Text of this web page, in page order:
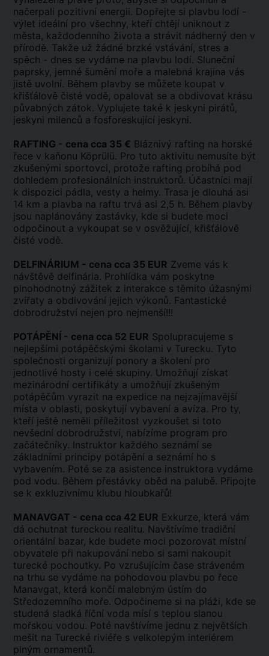
načerpali pozitivní energii. Dopřejte si plavbu lodí -
výlet ideální pro všechny, kteří chtějí uniknout z
města, každodenního života a strávit nádherný den v
přírodě. Takže už žádné brzké vstávání, stres a
spěch - dnes se vydáme na plavbu lodí. Sluneční
paprsky, jemné šumění moře a malebná krajina vás
jistě uvolní. Během plavby se můžete koupat v
křišťálově čisté vodě, opalovat se a obdivovat krásu
půvabných zátok. Vyplujete také k jeskyni pirátů,
jeskyni milenců a fosforeskující jeskyni.
RAFTING - cena cca 35 € Bláznivý rafting na horské
řece v kaňonu Köprülü. Pro tuto aktivitu nemusíte být
zkušenými sportovci, protože rafting probíhá pod
dohledem profesionálních instruktorů. Účastníci mají
k dispozici pádla, vesty a helmy. Trasa je dlouhá asi
14 km a plavba na raftu trvá asi 2,5 h. Během plavby
jsou naplánovány zastávky, kde si budete moci
odpočinout a vykoupat se v osvěžující, křišťálově
čisté vodě.
DELFINÁRIUM - cena cca 35 EUR Zveme vás k
návštěvě delfinária. Prohlídka vám poskytne
plnohodnotný zážitek z interakce s těmito úžasnými
zvířaty a obdivování jejich výkonů. Fantastické
dobrodružství nejen pro nejmenší!!!
POTÁPĚNÍ - cena cca 52 EUR Spolupracujeme s
nejlepšími potápěčskými školami v Turecku. Tyto
společnosti organizují ponory a školení pro
jednotlivé hosty i celé skupiny. Umožňují získat
mezinárodní certifikáty a umožňují zkušeným
potápěčům vyrazit na expedice na nejzajímavější
místa v oblasti, poskytují vybavení a avíza. Pro ty,
kteří ještě neměli příležitost vyzkoušet si toto
nevšední dobrodružství, nabízíme program pro
začátečníky. Instruktor každého seznámí se
základními principy potápění a seznámí ho s
vybavením. Poté se za asistence instruktora vydáme
pod vodu. Během přestávky oběd na palubě. Připojte
se k exkluzivnímu klubu hloubkařů!
MANAVGAT - cena cca 42 EUR Exkurze, která vám
dá ochutnat tureckou realitu. Navštívíme tradiční
orientální bazar, kde budete moci pozorovat místní
obyvatele při nakupování nebo si sami nakoupit
turecké pochoutky. Po vzrušujícím čase stráveném
na trhu se vydáme na pohodovou plavbu po řece
Manavgat, která končí malebným ústím do
Středozemního moře. Odpočineme si na pláži, kde se
studená sladká říční voda mísí s teplou slanou
mořskou vodou. Poté navštívíme jednu z největších
mešit na Turecké riviéře s velkolepým interiérem
plným ornamentů.